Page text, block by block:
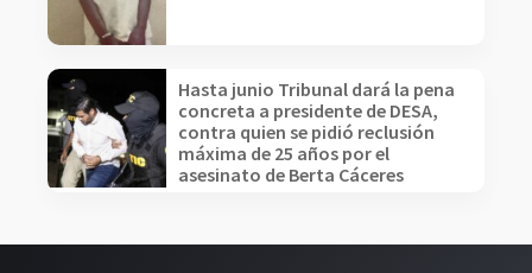
Hasta junio Tribunal dará la pena
concreta a presidente de DESA,
contra quien se pidió reclusión
máxima de 25 años por el
asesinato de Berta Cáceres